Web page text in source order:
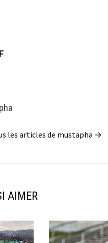
:
les articles de mustapha →
AIMER